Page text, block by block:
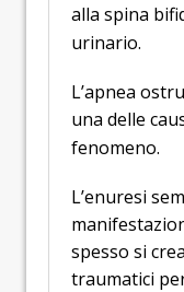
alla spina
urinario.
L’apnea
una delle
fenomeno.
L’enuresi
spesso si
traumatici